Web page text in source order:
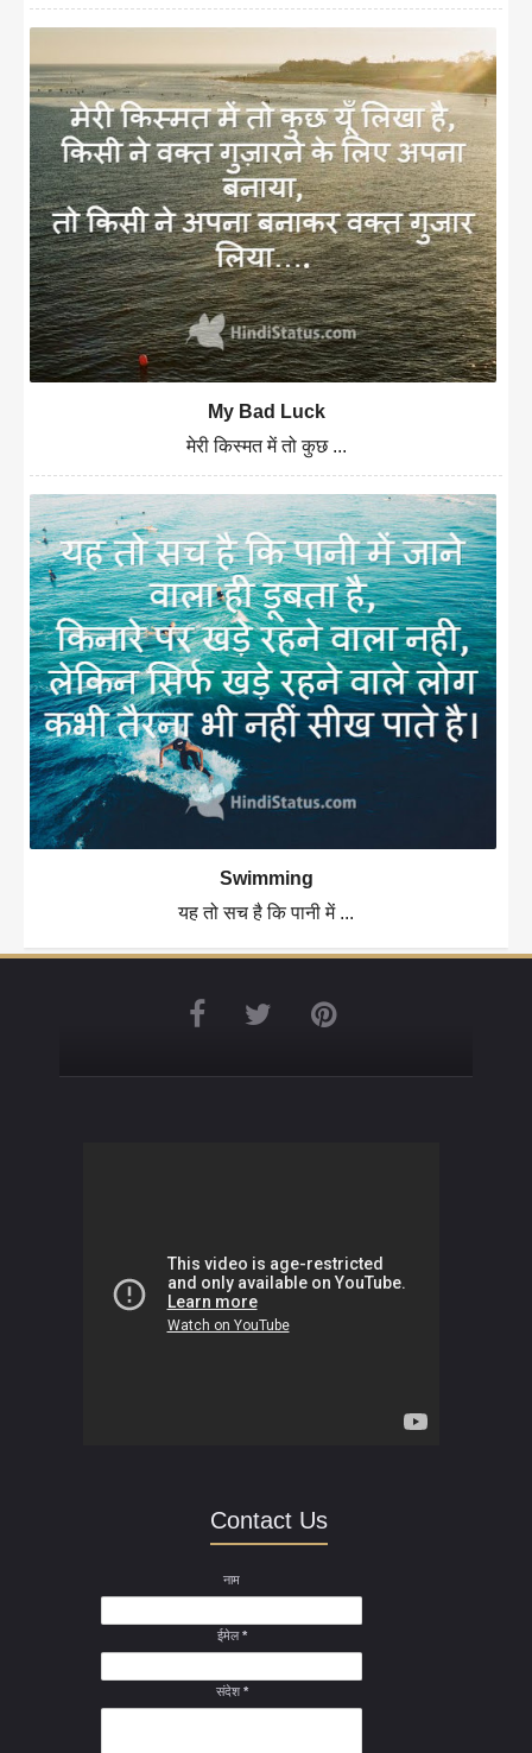
My Bad Luck
मेरी किस्मत में तो कुछ ...
Swimming
यह तो सच है कि पानी में ...
Contact Us
नाम
ईमेल*
संदेश*